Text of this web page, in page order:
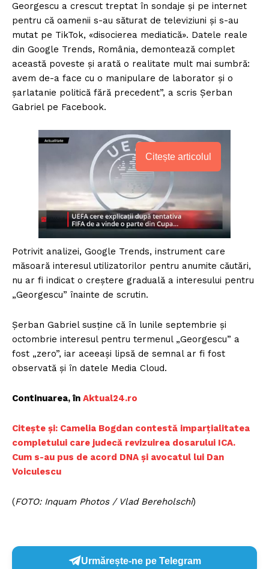
Georgescu a crescut treptat în sondaje și pe internet
pentru că oamenii s-au săturat de televiziuni și s-au
mutat pe TikTok, «disocierea mediatică». Datele reale
din Google Trends, România, demontează complet
această poveste și arată o realitate mult mai sumbră:
avem de-a face cu o manipulare de laborator și o
șarlatanie politică fără precedent”, a scris Șerban
Gabriel pe Facebook.
Citește articolul
Potrivit analizei, Google Trends, instrument care
măsoară interesul utilizatorilor pentru anumite căutări,
nu ar fi indicat o creștere graduală a interesului pentru
„Georgescu” înainte de scrutin.
Șerban Gabriel susține că în lunile septembrie și
octombrie interesul pentru termenul „Georgescu” a
fost „zero”, iar aceeași lipsă de semnal ar fi fost
observată și în datele Media Cloud.
Continuarea, în Aktual24.ro
Citește și: Camelia Bogdan contestă imparțialitatea
completului care judecă revizuirea dosarului ICA.
Cum s-au pus de acord DNA și avocatul lui Dan
Voiculescu
(FOTO: Inquam Photos / Vlad Bereholschi)
Urmărește-ne pe Telegram